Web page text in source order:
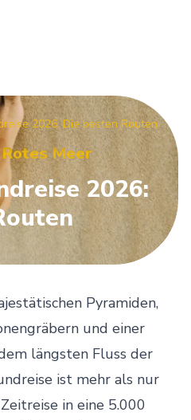
2026: Die besten Routen
Meer
2026:
Pyramiden,
und einer
längsten Fluss der
ist mehr als nur
in eine 5.000